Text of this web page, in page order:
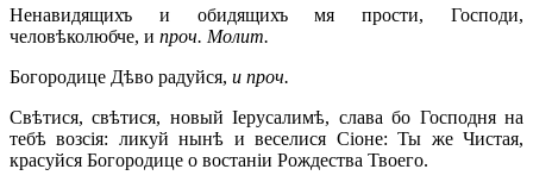
Ненавидящихъ и обидящихъ мя прости, Господи,
человѣколюбче, и проч. Молит.
Богородице Дѣво радуйся, и проч.
Свѣтися, свѣтися, новый Іерусалимѣ, слава бо Господня на
тебѣ возсія: ликуй нынѣ и веселися Сіоне: Ты же Чистая,
красуйся Богородице о востаніи Рождества Твоего.